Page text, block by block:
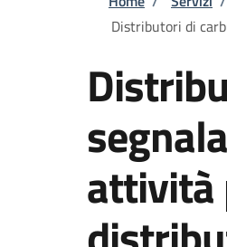
Distributori di
attività